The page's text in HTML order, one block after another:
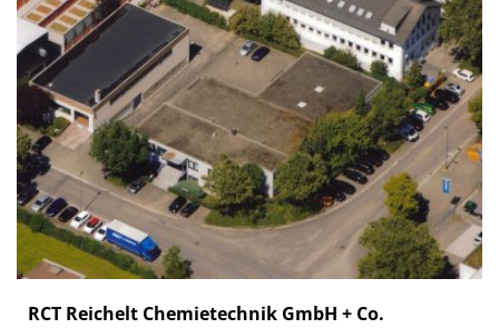
RCT Reichelt Chemietechnik GmbH + Co.